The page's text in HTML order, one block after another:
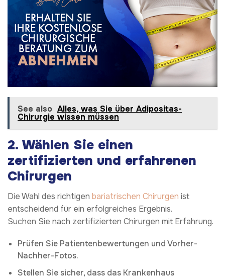
See also Alles, was Sie über Adipositas-
Chirurgie wissen müssen
2. Wählen Sie einen
zertifizierten und erfahrenen
Chirurgen
Die Wahl des richtigen bariatrischen Chirurgen ist
entscheidend für ein erfolgreiches Ergebnis.
Suchen Sie nach zertifizierten Chirurgen mit Erfahrung.
Prüfen Sie Patientenbewertungen und Vorher-
Nachher-Fotos.
Stellen Sie sicher, dass das Krankenhaus